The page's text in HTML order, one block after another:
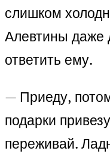
слишком
Алевтины даже
ответить ему.
— Приеду,
подарки
переживай.